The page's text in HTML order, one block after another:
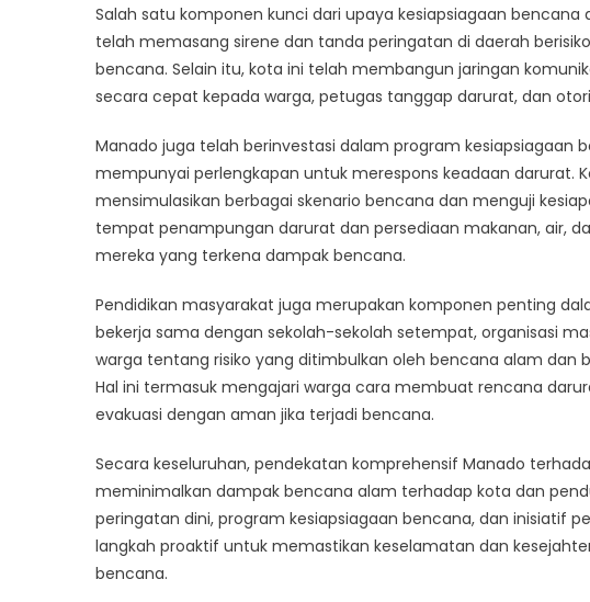
Salah satu komponen kunci dari upaya kesiapsiagaan
telah memasang sirene dan tanda peringatan di daerah
bencana. Selain itu, kota ini telah membangun jaringan
secara cepat kepada warga, petugas tanggap darurat, dan
Manado juga telah berinvestasi dalam program kesiapsiagaan
mempunyai perlengkapan untuk merespons keadaan darurat.
mensimulasikan berbagai skenario bencana dan menguji
tempat penampungan darurat dan persediaan makanan, air,
mereka yang terkena dampak bencana.
Pendidikan masyarakat juga merupakan komponen penting
bekerja sama dengan sekolah-sekolah setempat, organisasi
warga tentang risiko yang ditimbulkan oleh bencana alam dan
Hal ini termasuk mengajari warga cara membuat rencana
evakuasi dengan aman jika terjadi bencana.
Secara keseluruhan, pendekatan komprehensif Manado
meminimalkan dampak bencana alam terhadap kota dan
peringatan dini, program kesiapsiagaan bencana, dan inisiatif
langkah proaktif untuk memastikan keselamatan dan
bencana.